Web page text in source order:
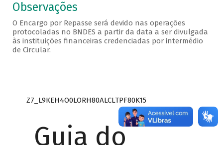
Observações
O Encargo por Repasse será devido nas operações
protocoladas no BNDES a partir da data a ser divulgada
às instituições financeiras credenciadas por intermédio
de Circular.
Z7_L9KEH4O0LORH80ALCLTPF80K15
Guia do